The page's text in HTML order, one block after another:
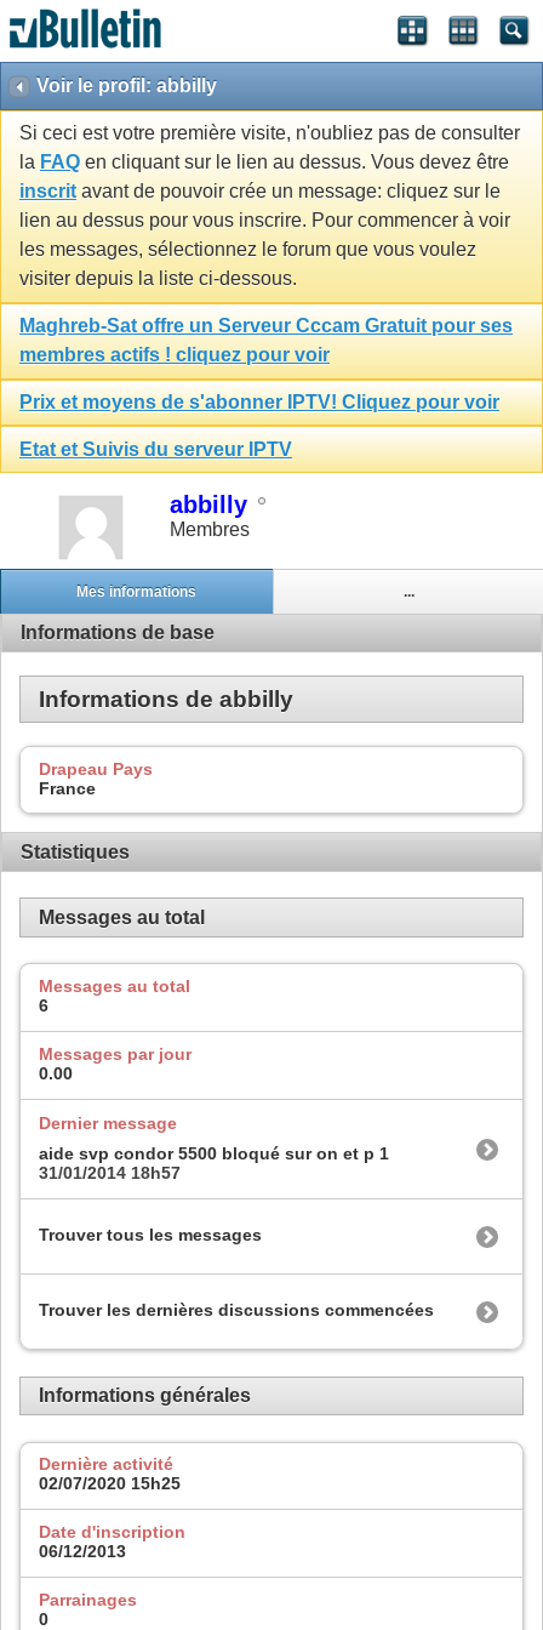
Voir le profil: abbilly
Si ceci est votre première visite, n'oubliez pas de consulter
la FAQ en cliquant sur le lien au dessus. Vous devez être
inscrit avant de pouvoir crée un message: cliquez sur le
lien au dessus pour vous inscrire. Pour commencer à voir
les messages, sélectionnez le forum que vous voulez
visiter depuis la liste ci-dessous.
Maghreb-Sat offre un Serveur Cccam Gratuit pour ses
membres actifs ! cliquez pour voir
Prix et moyens de s'abonner IPTV! Cliquez pour voir
Etat et Suivis du serveur IPTV
abbilly
Membres
Mes informations ...
Informations de base
Informations de abbilly
Drapeau Pays
France
Statistiques
Messages au total
Messages au total
6
Messages par jour
0.00
Dernier message
aide svp condor 5500 bloqué sur on et p 1
31/01/2014 18h57
Trouver tous les messages
Trouver les dernières discussions commencées
Informations générales
Dernière activité
02/07/2020 15h25
Date d'inscription
06/12/2013
Parrainages
0